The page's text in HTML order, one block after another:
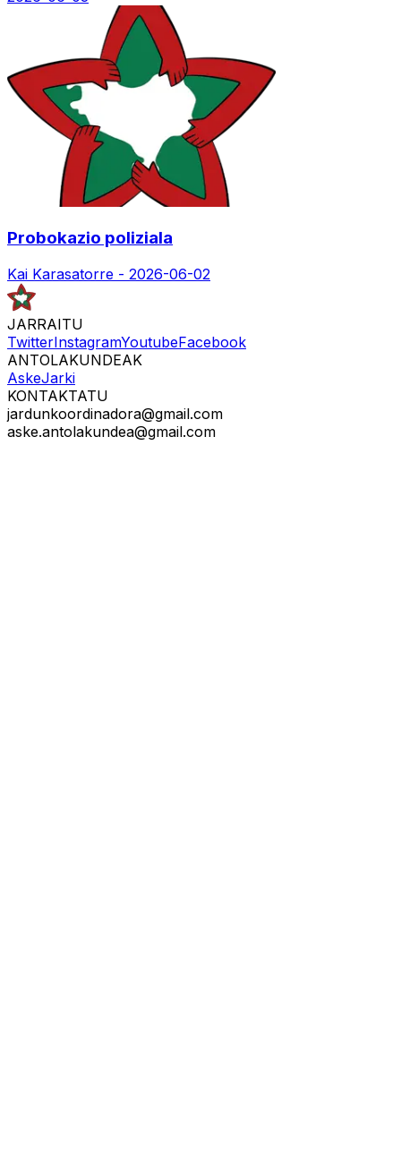
Probokazio poliziala
Kai Karasatorre - 2026-06-02
JARRAITU
TwitterInstagramYoutubeFacebook
ANTOLAKUNDEAK
AskeJarki
KONTAKTATU
jardunkoordinadora@gmail.com
aske.antolakundea@gmail.com